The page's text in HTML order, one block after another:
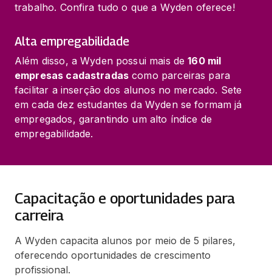
trabalho. Confira tudo o que a Wyden oferece!
Alta empregabilidade
Além disso, a Wyden possui mais de 160 mil
empresas cadastradas como parceiras para
facilitar a inserção dos alunos no mercado. Sete
em cada dez estudantes da Wyden se formam já
empregados, garantindo um alto índice de
empregabilidade.
Capacitação e oportunidades para
carreira
A Wyden capacita alunos por meio de 5 pilares,
oferecendo oportunidades de crescimento
profissional.